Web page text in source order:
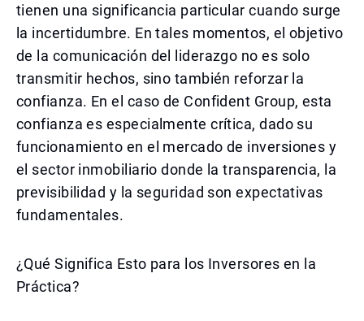
tienen una significancia particular cuando surge
la incertidumbre. En tales momentos, el objetivo
de la comunicación del liderazgo no es solo
transmitir hechos, sino también reforzar la
confianza. En el caso de Confident Group, esta
confianza es especialmente crítica, dado su
funcionamiento en el mercado de inversiones y
el sector inmobiliario donde la transparencia, la
previsibilidad y la seguridad son expectativas
fundamentales.
¿Qué Significa Esto para los Inversores en la
Práctica?